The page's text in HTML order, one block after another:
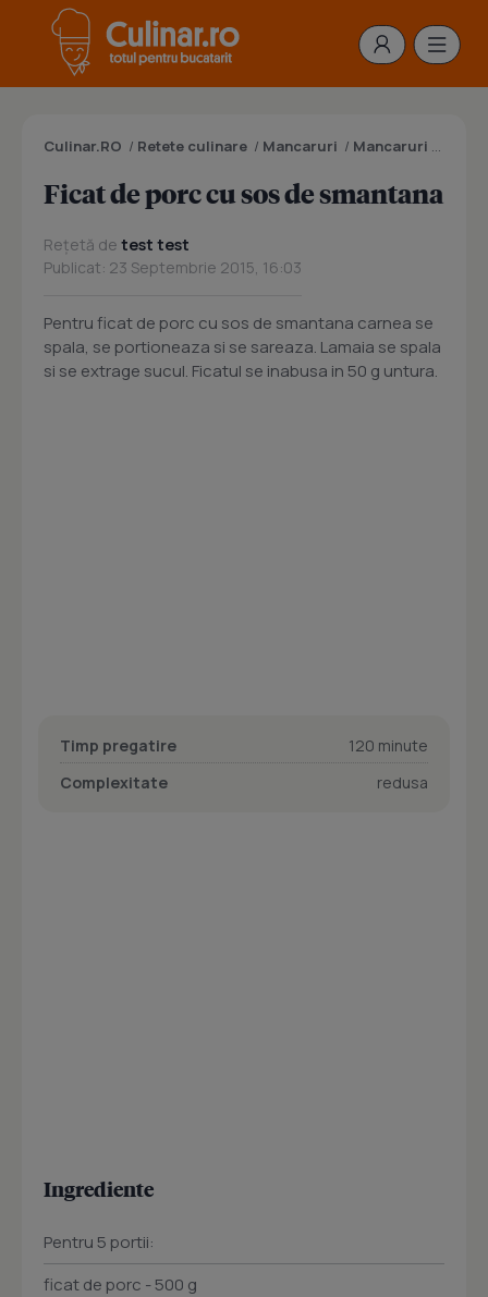
Culinar.RO / Retete culinare / Mancaruri / Mancaruri cu carne
Ficat de porc cu sos de smantana
Rețetă de test test
Publicat: 23 Septembrie 2015, 16:03
Pentru ficat de porc cu sos de smantana carnea se
spala, se portioneaza si se sareaza. Lamaia se spala
si se extrage sucul. Ficatul se inabusa in 50 g untura.
Timp pregatire
120 minute
Complexitate
redusa
Ingrediente
Pentru 5 portii:
ficat de porc - 500 g